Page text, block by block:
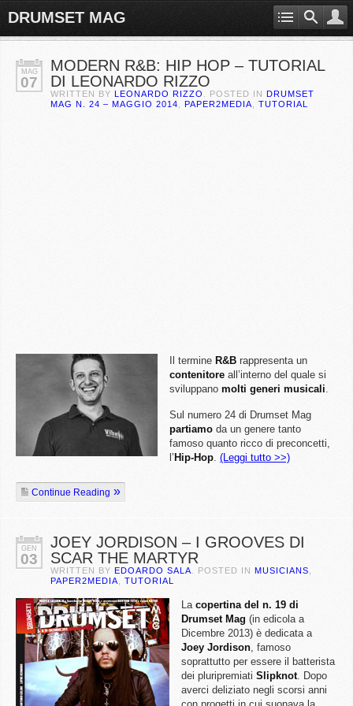
DRUMSET MAG
MAG
07
MODERN R&B: HIP HOP – TUTORIAL
DI LEONARDO RIZZO
WRITTEN BY LEONARDO RIZZO . POSTED IN DRUMSET
MAG N. 24 – MAGGIO 2014
PAPER2MEDIA TUTORIAL
Il termine R&B rappresenta un
contenitore all’interno del quale si
sviluppano molti generi musicali.
Sul numero 24 di Drumset Mag
partiamo da un genere tanto
famoso quanto ricco di preconcetti,
l’ Hip-Hop. (Leggi tutto >>)
Continue Reading
GEN
03
JOEY JORDISON – I GROOVES DI
SCAR THE MARTYR
WRITTEN BY EDOARDO SALA . POSTED IN MUSICIANS
PAPER2MEDIA
TUTORIAL
La copertina del n. 19 di
Drumset Mag (in edicola a
Dicembre 2013) è dedicata a
Joey Jordison, famoso
soprattutto per essere il batterista
dei pluripremiati Slipknot. Dopo
averci deliziato negli scorsi anni